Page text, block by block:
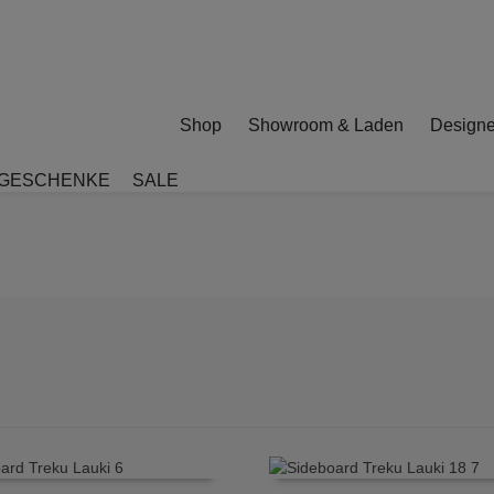
Shop Showroom & Laden
SALE